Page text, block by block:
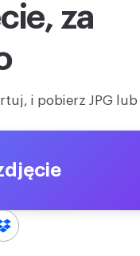
za
i pobierz JPG lub